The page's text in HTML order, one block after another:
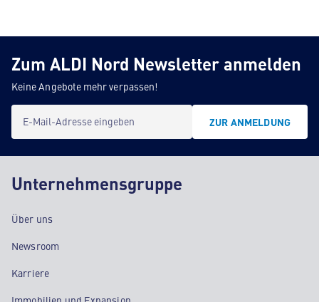
Zum ALDI Nord Newsletter anmelden
Keine Angebote mehr verpassen!
E-Mail-Adresse eingeben ZUR ANMELDUNG
Unternehmensgruppe
Über uns
Newsroom
Karriere